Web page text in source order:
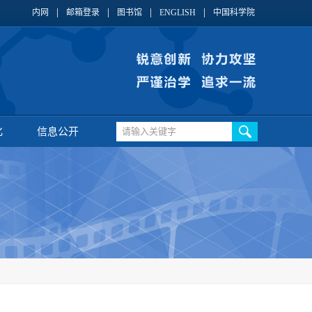
内网 邮箱登录 图书馆 ENGLISH 中国科学院
信息公开